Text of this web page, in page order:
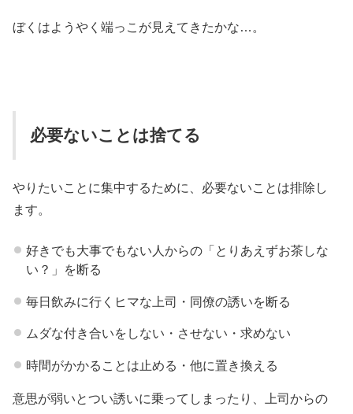
ぼくはようやく端っこが見えてきたかな…。
必要ないことは捨てる
やりたいことに集中するために、必要ないことは排除し
ます。
好きでも大事でもない人からの「とりあえずお茶しな
い？」を断る
毎日飲みに行くヒマな上司・同僚の誘いを断る
ムダな付き合いをしない・させない・求めない
時間がかかることは止める・他に置き換える
意思が弱いとつい誘いに乗ってしまったり、上司からの